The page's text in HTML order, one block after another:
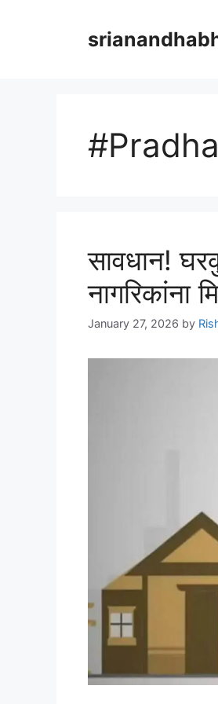
सावधान!
नागरिकांना
January 27, 2026 by